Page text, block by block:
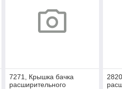
7271, Крышка бачка
расширительного